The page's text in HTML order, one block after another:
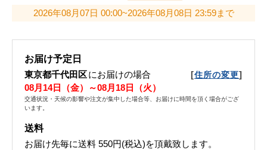
2026年08月07日 00:00~2026年08月08日 23:59まで
お届け予定日
東京都千代田区にお届けの場合 [住所の変更]
08月14日（金）～08月18日（火）
交通状況・天候の影響や注文が集中した場合等、お届けに時間を頂く場合がござ
います。
送料
お届け先毎に送料 550円(税込)を頂戴致します。